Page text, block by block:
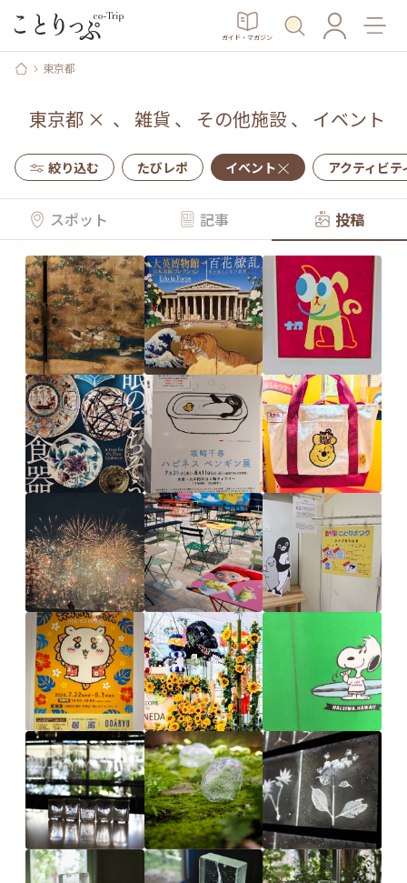
ガイド・マガジン
東京都
東京都 × 、 雑貨 、 その他施設、 イベント
絞り込む たびレポ イベント アクティビテ
スポット 記事 投稿